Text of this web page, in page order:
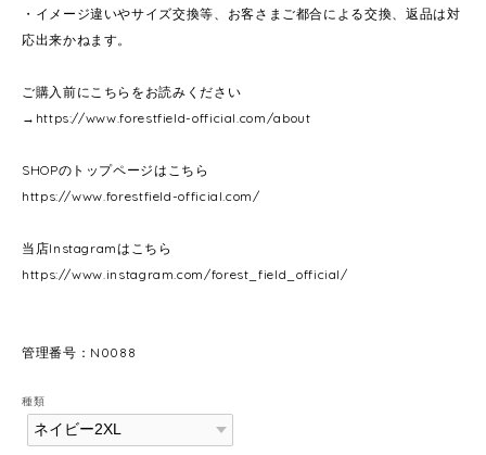
・イメージ違いやサイズ交換等、お客さまご都合による交換、返品は対
応出来かねます。
ご購入前にこちらをお読みください
→ https://www.forestfield-official.com/about
SHOPのトップページはこちら
https://www.forestfield-official.com/
当店Instagramはこちら
https://www.instagram.com/forest_field_official/
管理番号：N0088
種類